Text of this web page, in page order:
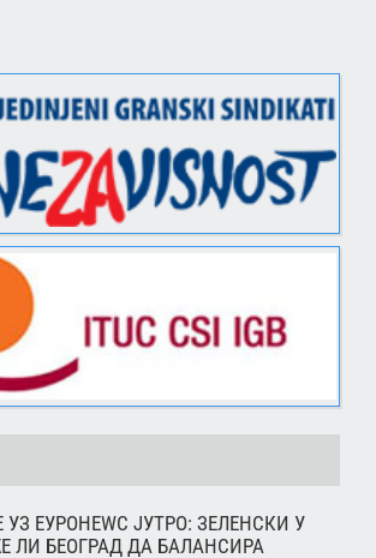
ЕУРОНЕWС ЈУТРО: ЗЕЛЕНСКИ У
ЛИ БЕОГРАД ДА БАЛАНСИРА